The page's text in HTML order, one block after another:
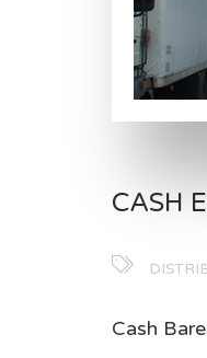
CASH
Cash